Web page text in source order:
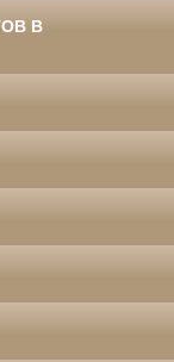
В